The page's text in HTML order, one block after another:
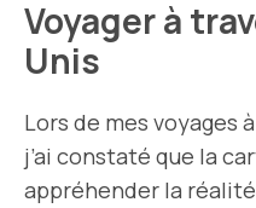
Voyager à
Unis
Lors de mes voyages
j’ai constaté que la
appréhender la